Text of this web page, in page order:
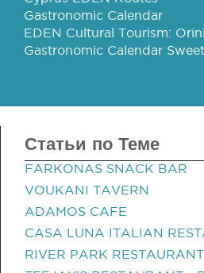
Gastronomic Calendar
EDEN Cultural Tourism:
Gastronomic Calendar
Статьи по Теме
FARKONAS SNACK BAR
VOUKANI TAVERN
ADAMOS CAFE
CASA LUNA ITALIAN
RIVER PARK RESTAURANT